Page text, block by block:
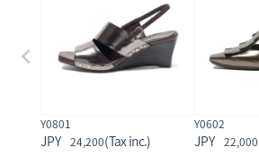
Y0801
24,200
Y0602
22,000